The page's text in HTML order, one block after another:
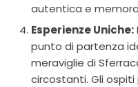
autentica e
Esperienze Uniche:
punto di partenza
meraviglie di
circostanti. Gli